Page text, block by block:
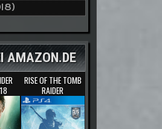
AMAZON.DE
RISE OF THE TOMB
RAIDER